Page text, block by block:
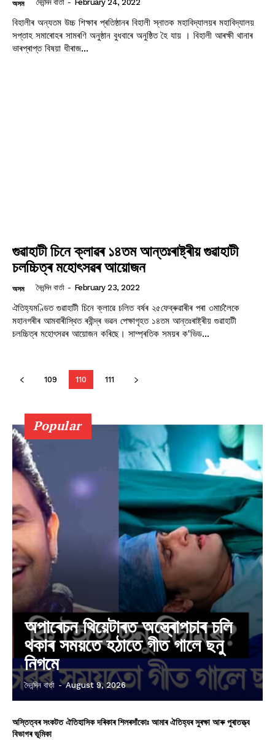
অসম দৈনন্দিন বাৰ্তা - February 24, 2022
বিহালীৰ অন্যতম উচ্চ শিক্ষাৰ প্ৰতিষ্ঠানৰ বিহালী স্নাতক মহাবিদ্যালয়ৰ মহাবিদ্যালয়
সপ্তাহ সমাৰোহৰ সামৰণি অনুষ্ঠান বুধবাৰে অনুষ্ঠিত হৈ যায় । বিহালী আৰক্ষী থানাৰ
ভাৰপ্ৰাপ্ত বিষয়া ধীৰাজ...
গুৱাহাটী চিনে ক্লাৱৰ ১৪তম আন্তঃৰাষ্ট্ৰীয় গুৱাহাটী
চলচ্চিত্ৰ মহোৎসৱৰ আয়োজন
অসম দৈনন্দিন বাৰ্তা - February 23, 2022
ঐতিহ্যমণ্ডিত গুৱাহাটী চিনে ক্লাৱে চলিত বৰ্ষৰ ২৫ফেব্ৰুৱাৰীৰ পৰা ৩মাৰ্চলৈকে
মহানগৰীৰ আমবাৰীস্থিত ৰবীন্দ্ৰ ভৱন পেক্ষাগৃহত ১৪তম আন্তঃৰাষ্ট্ৰীয় গুৱাহাটী
চলচ্চিত্ৰ মহোৎসৱৰ আয়োজন কৰিছে। সাম্প্ৰতিক সময়ৰ ক'ভিড...
109 110 111
Popular
অপাৰেচন থিয়েটাৰত অস্ত্ৰোপচাৰ চলি
থকাৰ সময়তে হঠাতে গীত গালে ছনু
নিগমে
দৈনন্দিন বাৰ্তা - August 9, 2026
অস্তিত্বৰ সংকটত ঐতিহাসিক দৰিকাৰ শিলৰসাঁকোঃ আমাৰ ঐতিহ্যৰ সুৰক্ষা আৰু পুৰাতত্ত্ব
বিভাগৰ ভূমিকা